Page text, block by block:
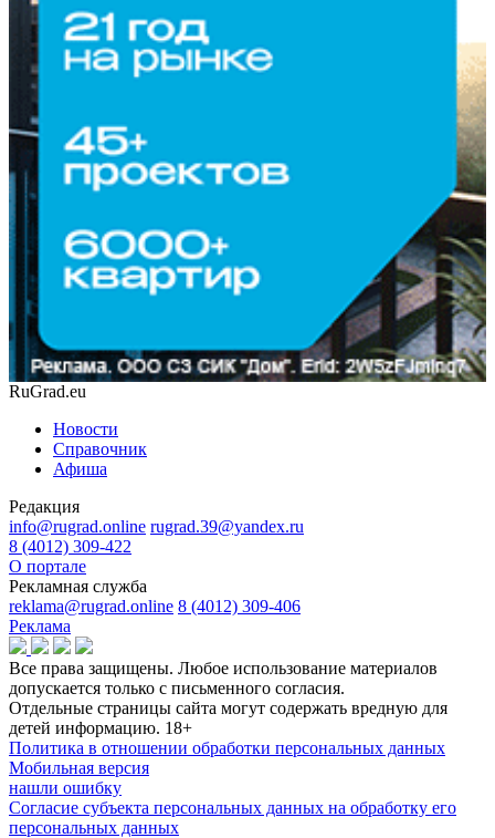
RuGrad.eu
Новости
Справочник
Афиша
Редакция
info@rugrad.online rugrad.39@yandex.ru
8 (4012) 309-422
О портале
Рекламная служба
reklama@rugrad.online 8 (4012) 309-406
Реклама
Все права защищены. Любое использование материалов
допускается только с письменного согласия.
Отдельные страницы сайта могут содержать вредную для
детей информацию. 18+
Политика в отношении обработки персональных данных
Мобильная версия
нашли ошибку
Согласие субъекта персональных данных на обработку его
персональных данных